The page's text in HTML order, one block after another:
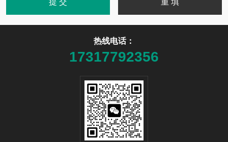
热线电话：
17317792356